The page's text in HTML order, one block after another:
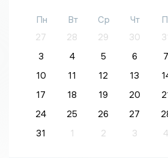
Пн Вт Ср Чт
27
28 29 30
3
4 5 6 7
10
11 12 13
17
18 19 20
24
25 26 27
31
1 2 3 4